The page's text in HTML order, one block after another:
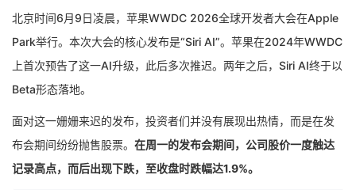
北京时间6月9日凌晨，苹果WWDC 2026全球开发者大会在Apple
Park举行。本次大会的核心发布是“Siri AI”。苹果在2024年WWDC
上首次预告了这一AI升级，此后多次推迟。两年之后，Siri AI终于以
Beta形态落地。
面对这一姗姗来迟的发布，投资者们并没有展现出热情，而是在发
布会期间纷纷抛售股票。 在周一的发布会期间，公司股价一度触达
记录高点，而后出现下跌，至收盘时跌幅达1.9%。